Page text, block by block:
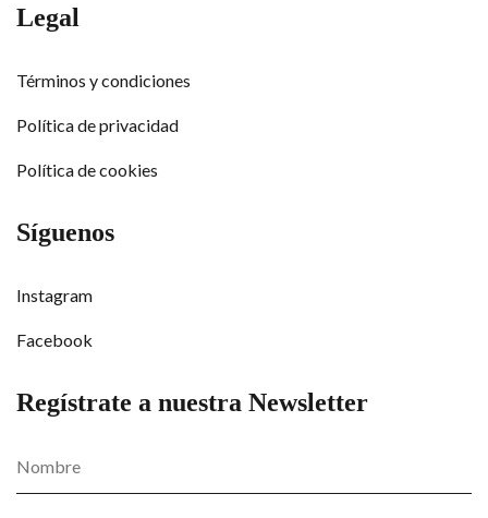
Legal
Términos y condiciones
Política de privacidad
Política de cookies
Síguenos
Instagram
Facebook
Regístrate a nuestra Newsletter